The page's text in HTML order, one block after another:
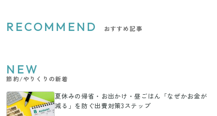
RECOMMEND おすすめ記事
NEW
節約/やりくりの新着
夏休みの帰省・お出かけ・昼ごはん「なぜかお金が
減る」を防ぐ出費対策3ステップ